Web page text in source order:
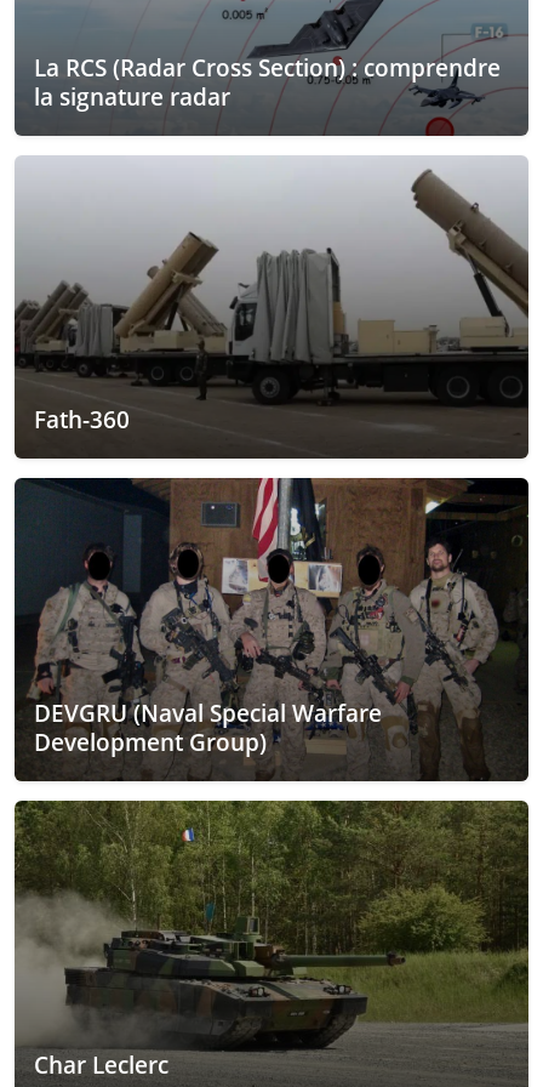
La RCS (Radar Cross Section) : comprendre
la signature radar
Fath-360
DEVGRU (Naval Special Warfare
Development Group)
Char Leclerc